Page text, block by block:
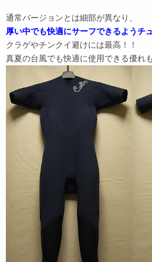
通常バージョンとは細部が異なり、
厚い中でも快適にサーフできるようチ
クラゲやチンクイ避けには最高！！
真夏の台風でも快適に使用できる優れ